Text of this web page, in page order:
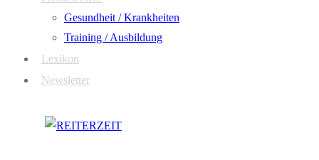
Gesundheit / Krankheiten
Training / Ausbildung
Lexikon
Newsletter